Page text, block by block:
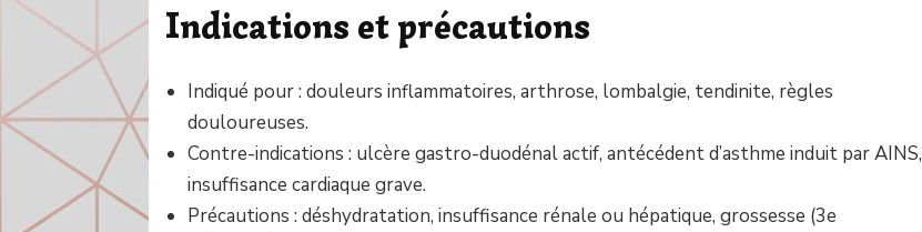
Indications et précautions
Indiqué pour : douleurs inflammatoires, arthrose, lombalgie, tendinite, règles
douloureuses.
Contre-indications : ulcère gastro-duodénal actif, antécédent d’asthme induit par AINS,
insuffisance cardiaque grave.
Précautions : déshydratation, insuffisance rénale ou hépatique, grossesse (3e